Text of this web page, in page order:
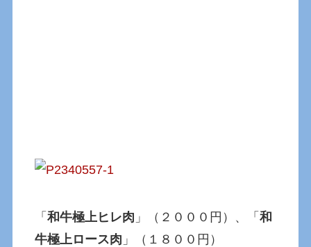
「和牛極上ヒレ肉 」（２０００円）、「和
牛極上ロース肉 」（１８００円）